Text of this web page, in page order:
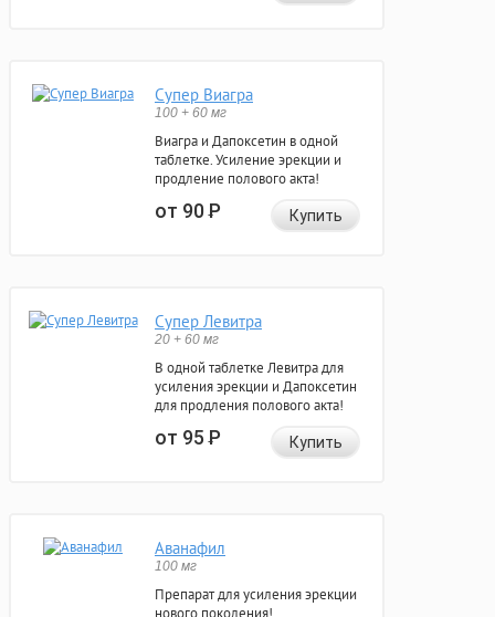
Супер Виагра
100 + 60 мг
Виагра и Дапоксетин в одной
таблетке. Усиление эрекции и
продление полового акта!
от 90Р Купить
Супер Левитра
20 + 60 мг
В одной таблетке Левитра для
усиления эрекции и Дапоксетин
для продления полового акта!
от 95Р Купить
Аванафил
100 мг
Препарат для усиления эрекции